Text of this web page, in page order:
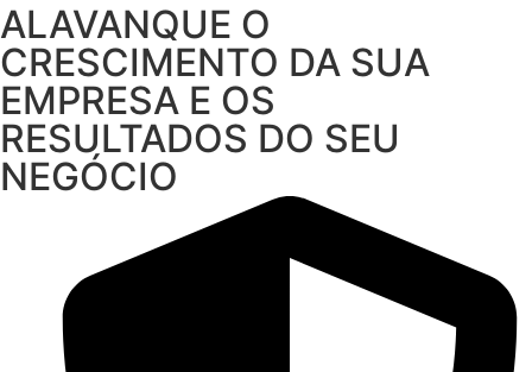
ALAVANQUE O
CRESCIMENTO DA SUA
EMPRESA E OS
RESULTADOS DO SEU
NEGÓCIO